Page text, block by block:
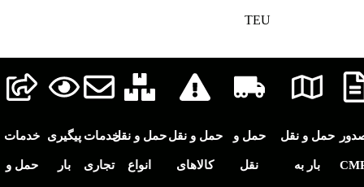
TEU
خدمات
حمل و
پیگیری
بار
خدمات
تجاری
حمل و نقل
انواع
حمل و نقل
کالاهای
حمل و
نقل
حمل و نقل
بار به